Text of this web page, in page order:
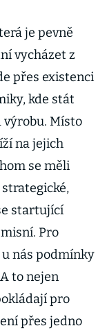
je pevně
vycházet z
přes existenci
kde stát
Místo
na jejich
se měli
startující
Pro
nás podmínky
to nejen
pro
přes jedno